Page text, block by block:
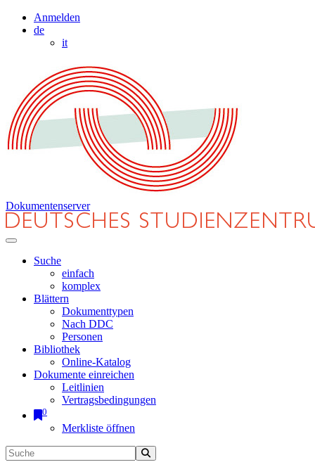
Anmelden
de
it
Dokumentenserver
Suche
einfach
komplex
Blättern
Dokumenttypen
Nach DDC
Personen
Bibliothek
Online-Katalog
Dokumente einreichen
Leitlinien
Vertragsbedingungen
0
Merkliste öffnen